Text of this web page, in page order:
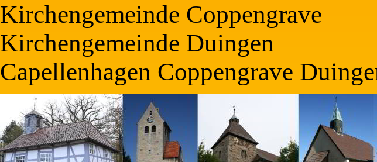
Kirchengemeinde Coppengrave
Kirchengemeinde Duingen
Capellenhagen Coppengrave